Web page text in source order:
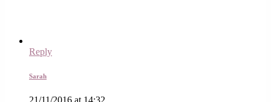
Reply
Sarah
21/11/2016 at 14:32